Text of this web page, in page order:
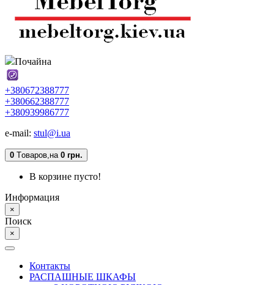
Почайна
+380672388777
+380662388777
+380939986777
e-mail: stul@i.ua
0 Tоваров,на 0 грн.
В корзине пусто!
Информация
×
Поиск
×
Контакты
РАСПАШНЫЕ ШКАФЫ